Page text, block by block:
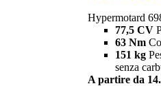
Hypermotard
77,5 CV
63 Nm
151 kg
senza
A partire da